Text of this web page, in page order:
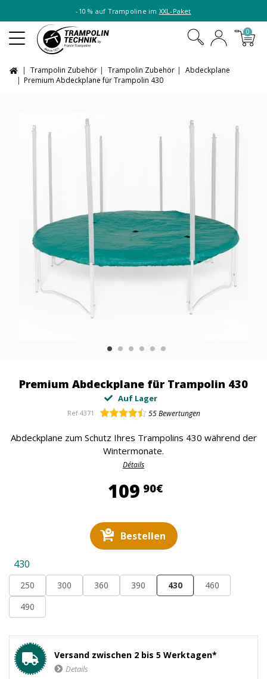
-10 % auf Trampoline im XXL-Paket
0
Trampolin Zubehör Trampolin Zubehör
Abdeckplane
Premium Abdeckplane für Trampolin 430
Premium Abdeckplane für Trampolin 430
Auf Lager
Ref 4371 55Bewertungen
Abdeckplane zum Schutz Ihres Trampolins 430 während der
Wintermonate.
Détails
109 90€109,90 €
Bestellen
430
250 300 360 390 430
460
490
Versand zwischen 2 bis 5 Werktagen*
Details